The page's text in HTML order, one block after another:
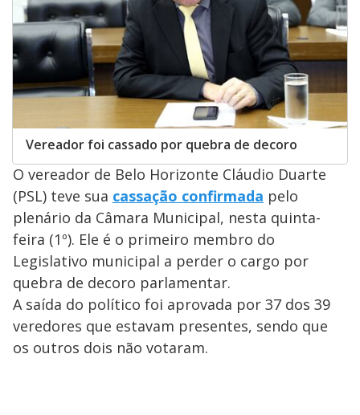
Vereador foi cassado por quebra de decoro
O vereador de Belo Horizonte Cláudio Duarte
(PSL) teve sua cassação confirmada pelo
plenário da Câmara Municipal, nesta quinta-
feira (1º). Ele é o primeiro membro do
Legislativo municipal a perder o cargo por
quebra de decoro parlamentar.
A saída do político foi aprovada por 37 dos 39
veredores que estavam presentes, sendo que
os outros dois não votaram.